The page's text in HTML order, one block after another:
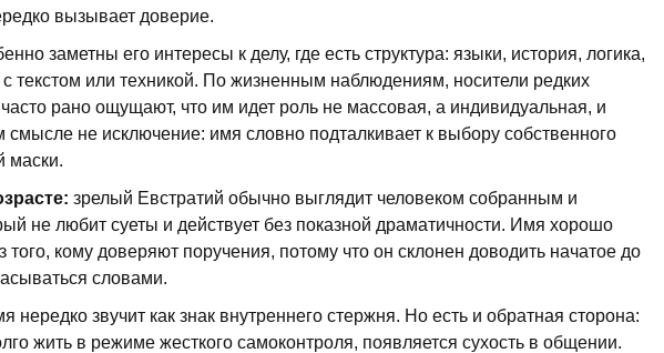
вызывает доверие.
заметны его интересы к делу, где есть структура: языки, история, логика,
текстом или техникой. По жизненным наблюдениям, носители редких
рано ощущают, что им идет роль не массовая, а индивидуальная, и
смысле не исключение: имя словно подталкивает к выбору собственного
маски.
зрелый Евстратий обычно выглядит человеком собранным и
не любит суеты и действует без показной драматичности. Имя хорошо
того, кому доверяют поручения, потому что он склонен доводить начатое до
словами.
нередко звучит как знак внутреннего стержня. Но есть и обратная сторона:
жить в режиме жесткого самоконтроля, появляется сухость в общении.